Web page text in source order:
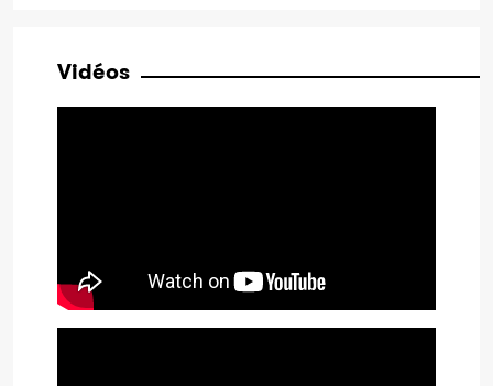
Vidéos